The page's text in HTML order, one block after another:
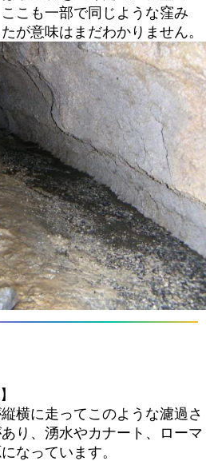
こも一部で同じような窪み
が意味はまだわかりません。
横に走ってこのような濾過さ
り、湧水やカナート、ローマ
なっています。